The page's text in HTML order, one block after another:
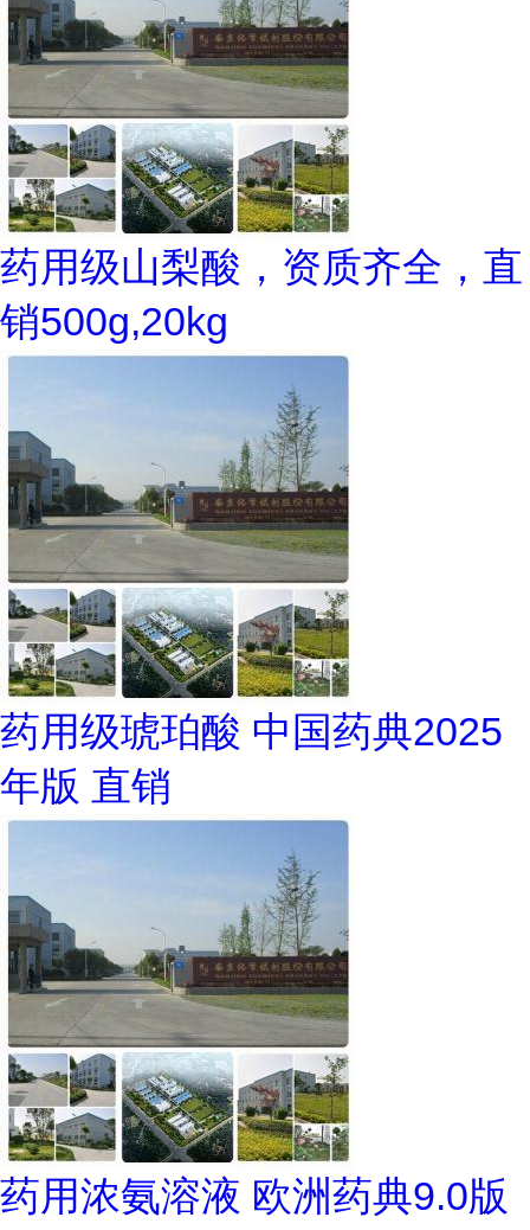
药用级山梨酸，资质齐全，直
销500g,20kg
药用级琥珀酸 中国药典2025
年版 直销
药用浓氨溶液 欧洲药典9.0版